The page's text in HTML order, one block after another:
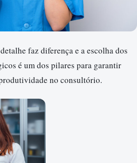
faz diferença e a escolha dos
é um dos pilares para garantir
no consultório.